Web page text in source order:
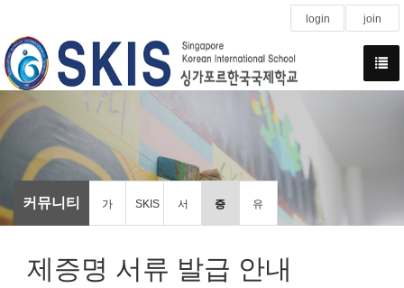
login join
커뮤니티 가 SKIS 서 증 유
제증명 서류 발급 안내